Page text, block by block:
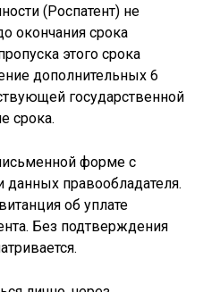
(Роспатент) не
окончания срока
этого срока
дополнительных 6
государственной
срока.
форме с
данных правообладателя.
об уплате
Без подтверждения